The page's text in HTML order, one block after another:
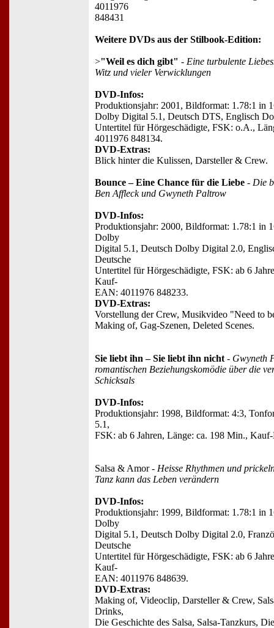
4011976
848431
Weitere DVDs aus der Stilbook-Edition:
>"Weil es dich gibt" - Eine turbulente
Witz und vieler Verwicklungen
DVD-Infos:
Produktionsjahr: 2001, Bildformat: 1.78:1 in
Dolby Digital 5.1, Deutsch DTS, Englisch
Untertitel für Hörgeschädigte, FSK: o.A.,
4011976 848134.
DVD-Extras:
Blick hinter die Kulissen, Darsteller & Crew.
Bounce – Eine Chance für die Liebe - Die
Ben Affleck und Gwyneth Paltrow
DVD-Infos:
Produktionsjahr: 2000, Bildformat: 1.78:1 in
Dolby
Digital 5.1, Deutsch Dolby Digital 2.0,
Deutsche
Untertitel für Hörgeschädigte, FSK: ab 6
Kauf-
EAN: 4011976 848233.
DVD-Extras:
Vorstellung der Crew, Musikvideo "Need to
Making of, Gag-Szenen, Deleted Scenes.
Sie liebt ihn – Sie liebt ihn nicht - Gwyneth
romantischen Beziehungskomödie über die
Schicksals
DVD-Infos:
Produktionsjahr: 1998, Bildformat: 4:3,
5.1,
FSK: ab 6 Jahren, Länge: ca. 198 Min.,
Salsa & Amor - Heisse Rhythmen und
Tanz kann das Leben verändern
DVD-Infos:
Produktionsjahr: 1999, Bildformat: 1.78:1 in
Dolby
Digital 5.1, Deutsch Dolby Digital 2.0,
Deutsche
Untertitel für Hörgeschädigte, FSK: ab 6
Kauf-
EAN: 4011976 848639.
DVD-Extras:
Making of, Videoclip, Darsteller & Crew,
Drinks,
Die Geschichte des Salsa, Salsa-Tanzkurs,